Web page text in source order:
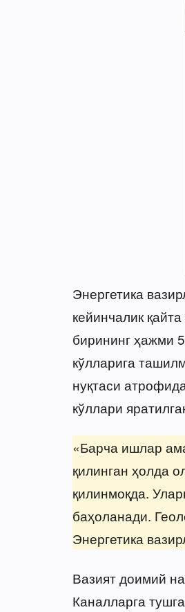
Энергетика
кейинчалик
бирининг ҳажми
кўлларига
нуқтаси
кўллари
«Барча ишлар
қилинган ҳолда
қилинмоқда.
баҳоланади.
Энергетика
Вазият доимий
Каналларга